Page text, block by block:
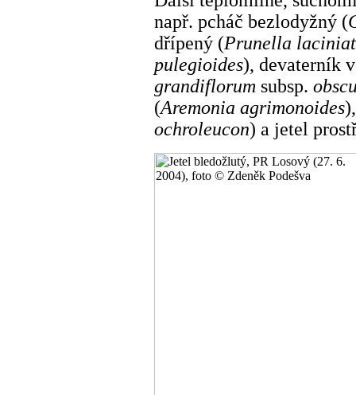
např. pcháč bezlodyžný (
dřípený (Prunella
pulegioides), devaterník
grandiflorum subsp.
(Aremonia agrimonoides
ochroleucon) a jetel